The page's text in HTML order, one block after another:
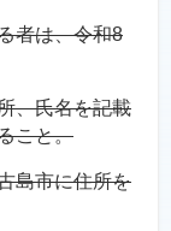
者は、令和8
、氏名を記載
こと。
島市に住所を